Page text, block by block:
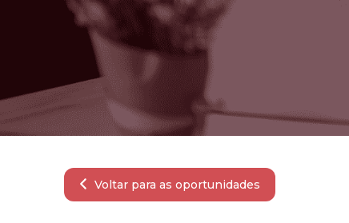
Voltar para as oportunidades